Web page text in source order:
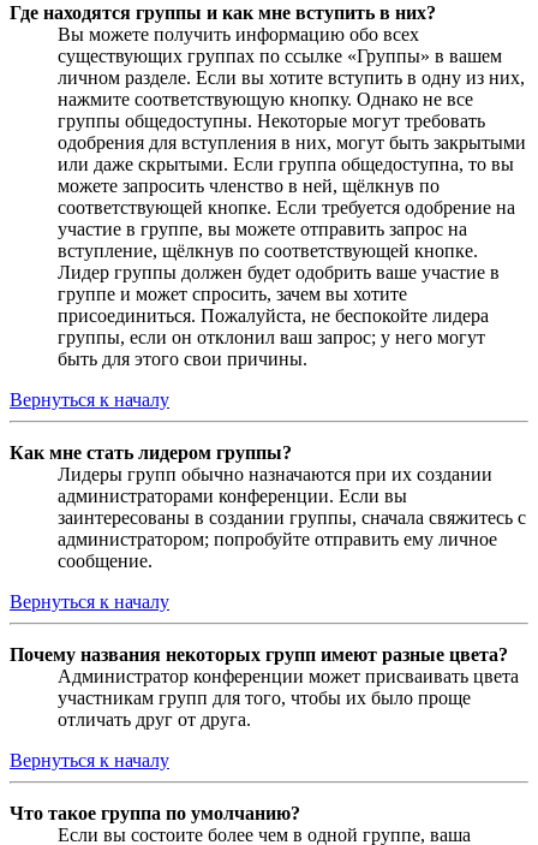
Где находятся группы и как мне вступить в них?
Вы можете получить информацию обо всех
существующих группах по ссылке «Группы» в вашем
личном разделе. Если вы хотите вступить в одну из них,
нажмите соответствующую кнопку. Однако не все
группы общедоступны. Некоторые могут требовать
одобрения для вступления в них, могут быть закрытыми
или даже скрытыми. Если группа общедоступна, то вы
можете запросить членство в ней, щёлкнув по
соответствующей кнопке. Если требуется одобрение на
участие в группе, вы можете отправить запрос на
вступление, щёлкнув по соответствующей кнопке.
Лидер группы должен будет одобрить ваше участие в
группе и может спросить, зачем вы хотите
присоединиться. Пожалуйста, не беспокойте лидера
группы, если он отклонил ваш запрос; у него могут
быть для этого свои причины.
Вернуться к началу
Как мне стать лидером группы?
Лидеры групп обычно назначаются при их создании
администраторами конференции. Если вы
заинтересованы в создании группы, сначала свяжитесь с
администратором; попробуйте отправить ему личное
сообщение.
Вернуться к началу
Почему названия некоторых групп имеют разные цвета?
Администратор конференции может присваивать цвета
участникам групп для того, чтобы их было проще
отличать друг от друга.
Вернуться к началу
Что такое группа по умолчанию?
Если вы состоите более чем в одной группе, ваша